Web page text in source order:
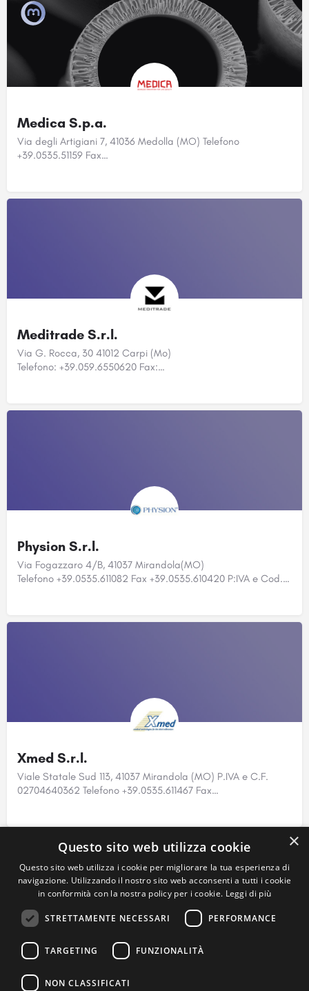
Medica S.p.a.
Via degli Artigiani 7, 41036 Medolla (MO) Telefono
+39.0535.51159 Fax…
Meditrade S.r.l.
Via G. Rocca, 30 41012 Carpi (Mo)
Telefono: +39.059.6550620 Fax:…
Physion S.r.l.
Via Fogazzaro 4/B, 41037 Mirandola(MO)
Telefono +39.0535.611082 Fax +39.0535.610420 P:IVA e Cod.…
Xmed S.r.l.
Viale Statale Sud 113, 41037 Mirandola (MO) P.IVA e C.F.
02704640362 Telefono +39.0535.611467 Fax…
Via Papa Giovanni XXIII 174, 41012 Carpi (Mo)
×
Questo sito web utilizza cookie
Questo sito web utilizza i cookie per migliorare la tua esperienza di
navigazione. Utilizzando il nostro sito web acconsenti a tutti i cookie
in conformità con la nostra policy per i cookie. Leggi di più
STRETTAMENTE NECESSARI PERFORMANCE
TARGETING FUNZIONALITÀ
NON CLASSIFICATI